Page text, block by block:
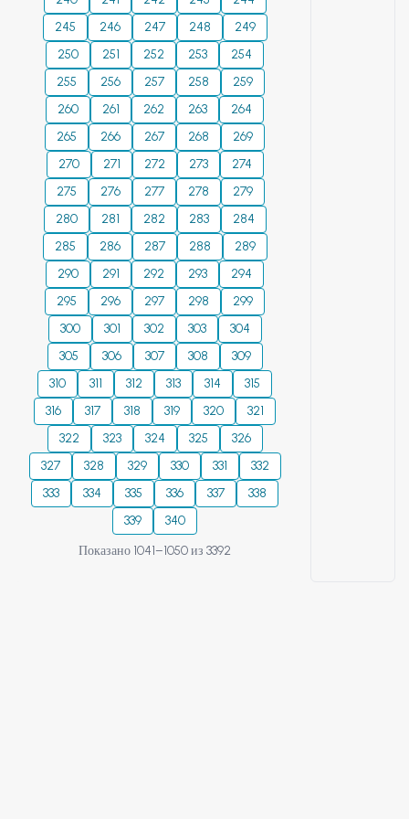
соответствующих
направлений подготовки
специальностей.
245
246 247 248
249
250
251 252 253
254
255
256 257 258
259
260
261 262 263
264
265
266 267 268
269
270
271 272 273
274
275
276 277 278
279
280
281 282 283
284
285
286 287 288
289
290
291 292 293
294
295
296 297 298
299
300
301 302 303
304
305
306 307 308
309
310
311 312 313 314
315
316
317 318 319 320
321
322
323 324 325
326
327
328 329 330 331
332
333
334 335 336 337
338
339
340
Показано 1041–1050 из 3392